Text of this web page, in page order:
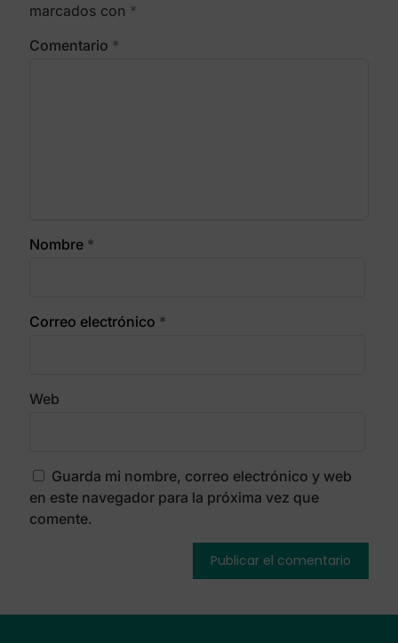
marcados con *
Comentario *
Nombre *
Correo electrónico *
Web
Guarda mi nombre, correo electrónico y web
en este navegador para la próxima vez que
comente.